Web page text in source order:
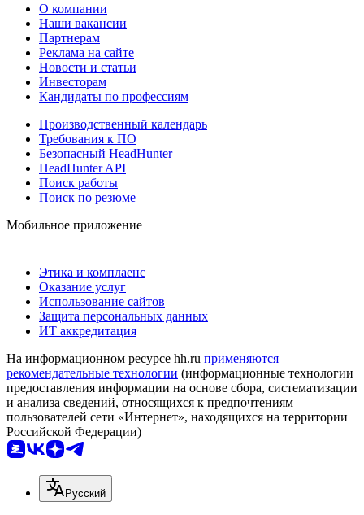
О компании
Наши вакансии
Партнерам
Реклама на сайте
Новости и статьи
Инвесторам
Кандидаты по профессиям
Производственный календарь
Требования к ПО
Безопасный HeadHunter
HeadHunter API
Поиск работы
Поиск по резюме
Мобильное приложение
Этика и комплаенс
Оказание услуг
Использование сайтов
Защита персональных данных
ИТ аккредитация
На информационном ресурсе hh.ru применяются
рекомендательные технологии (информационные технологии
предоставления информации на основе сбора, систематизации
и анализа сведений, относящихся к предпочтениям
пользователей сети «Интернет», находящихся на территории
Российской Федерации)
Русский